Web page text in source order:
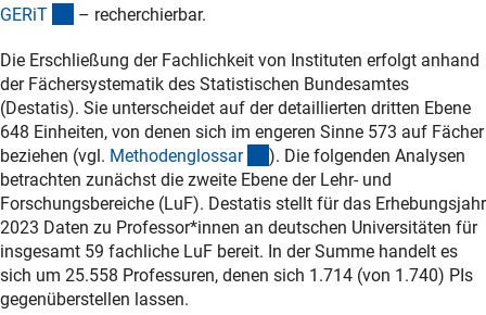
GERiT (externer Link)
– recherchierbar.
Die Erschließung der Fachlichkeit von Instituten erfolgt anhand
der Fächersystematik des Statistischen Bundesamtes
(Destatis). Sie unterscheidet auf der detaillierten dritten Ebene
648 Einheiten, von denen sich im engeren Sinne 573 auf Fächer
beziehen (vgl. Methodenglossar (Anchor Link)
). Die folgenden Analysen
betrachten zunächst die zweite Ebene der Lehr- und
Forschungsbereiche (LuF). Destatis stellt für das Erhebungsjahr
2023 Daten zu Professor*innen an deutschen Universitäten für
insgesamt 59 fachliche LuF bereit. In der Summe handelt es
sich um 25.558 Professuren, denen sich 1.714 (von 1.740) PIs
gegenüberstellen lassen.